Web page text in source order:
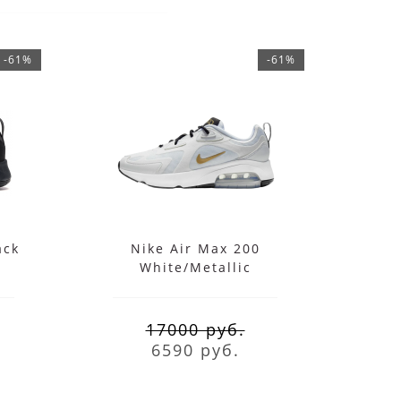
-61% -61%
Nike Air Max 200
White/Metallic
17000 руб.
6590 руб.